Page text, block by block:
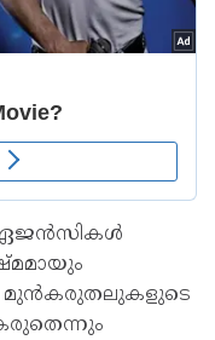
ഏജന്‍സികള്‍
മുന്‍കരുതലുകളുടെ